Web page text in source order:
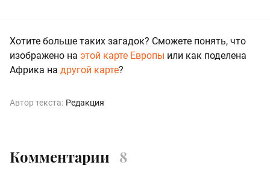
Хотите больше таких загадок? Сможете понять, что
изображено на этой карте Европы или как поделена
Африка на другой карте?
Автор текста: Редакция
Комментарии 8